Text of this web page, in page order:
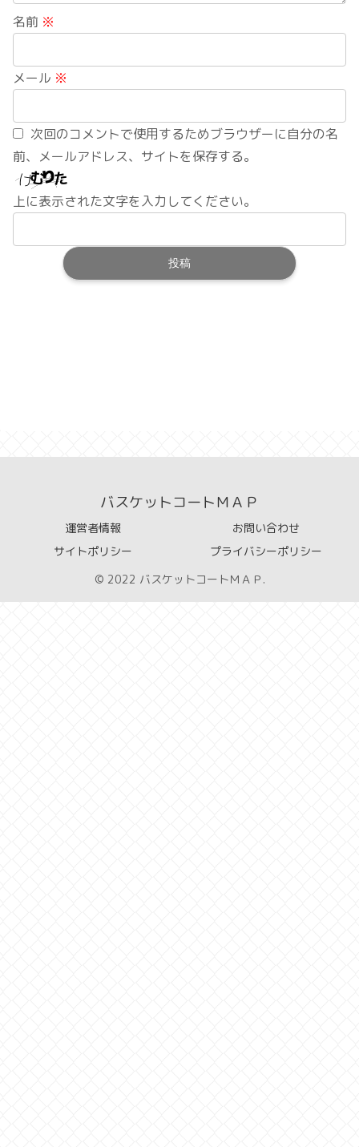
名前 ※
メール ※
次回のコメントで使用するためブラウザーに自分の名
前、メールアドレス、サイトを保存する。
上に表示された文字を入力してください。
バスケットコートＭＡＰ
運営者情報
お問い合わせ
サイトポリシー
プライバシーポリシー
© 2022 バスケットコートＭＡＰ.